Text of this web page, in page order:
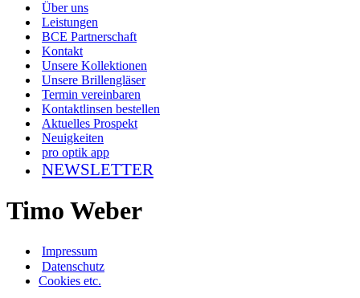
Über uns
Leistungen
BCE Partnerschaft
Kontakt
Unsere Kollektionen
Unsere Brillengläser
Termin vereinbaren
Kontaktlinsen bestellen
Aktuelles Prospekt
Neuigkeiten
pro optik app
NEWSLETTER
Timo Weber
Impressum
Datenschutz
Cookies etc.